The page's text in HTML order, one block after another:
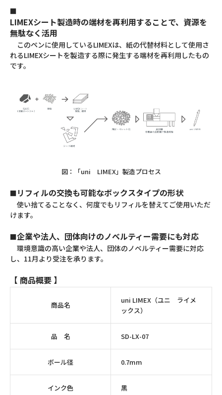
■
LIMEXシート製造時の端材を再利用することで、資源を
無駄なく活用
このペンに使用しているLIMEXは、紙の代替材料として使用さ
れるLIMEXシートを製造する際に発生する端材を再利用したもの
です。
図：「uni LIMEX」製造プロセス
■ リフィルの交換も可能なボックスタイプの形状
使い捨てることなく、何度でもリフィルを替えてご使用いただ
けます。
■企業や法人、団体向けのノベルティー需要にも対応
環境意識の高い企業や法人、団体のノベルティー需要に対応
し、11月より受注を承ります。
【 商品概要 】
商品名
uni LIMEX（ユニ ライメ
ックス）
品 名 SD-LX-07
ボール径 0.7mm
インク色 黒